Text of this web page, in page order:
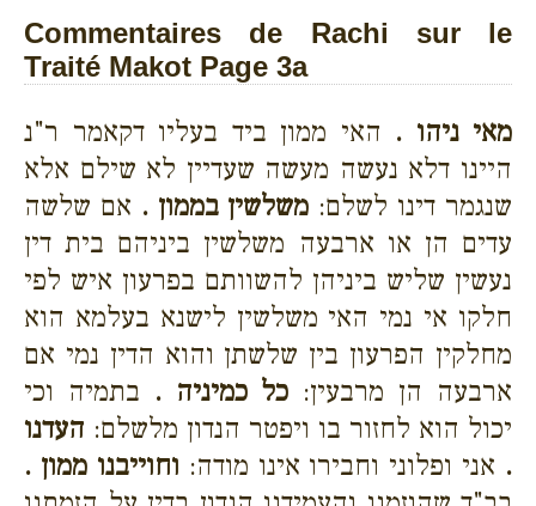
Commentaires de Rachi sur le
Traité Makot Page 3a
מאי ניהו . האי ממון ביד בעליו דקאמר ר"נ
היינו דלא נעשה מעשה שעדיין לא שילם אלא
שנגמר דינו לשלם: משלשין בממון . אם שלשה
עדים הן או ארבעה משלשין ביניהם בית דין
נעשין שליש ביניהן להשוותם בפרעון איש לפי
חלקו אי נמי האי משלשין לישנא בעלמא הוא
מחלקין הפרעון בין שלשתן והוא הדין נמי אם
ארבעה הן מרבעין: כל כמיניה . בתמיה וכי
יכול הוא לחזור בו ויפטר הנדון מלשלם: העדנו
. אני ופלוני וחבירו אינו מודה: וחוייבנו ממון .